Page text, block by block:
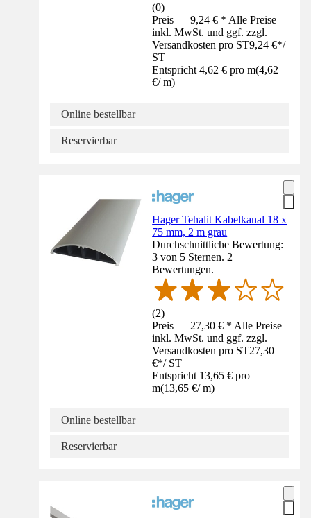
(0)
Preis — 9,24 € * Alle Preise
inkl. MwSt. und ggf. zzgl.
Versandkosten pro ST9,24 €*/
ST
Entspricht 4,62 € pro m(4,62
€/ m)
Online bestellbar
Reservierbar
Hager Tehalit Kabelkanal 18 x
75 mm, 2 m grau
Durchschnittliche Bewertung:
3 von 5 Sternen. 2
Bewertungen.
(2)
Preis — 27,30 € * Alle Preise
inkl. MwSt. und ggf. zzgl.
Versandkosten pro ST27,30
€*/ ST
Entspricht 13,65 € pro
m(13,65 €/ m)
Online bestellbar
Reservierbar